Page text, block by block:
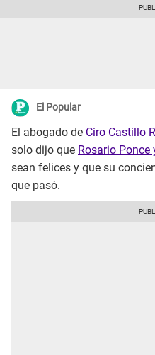
El Popular
El abogado de Ciro Castillo
solo dijo que Rosario Ponce
sean felices y que su
que pasó.